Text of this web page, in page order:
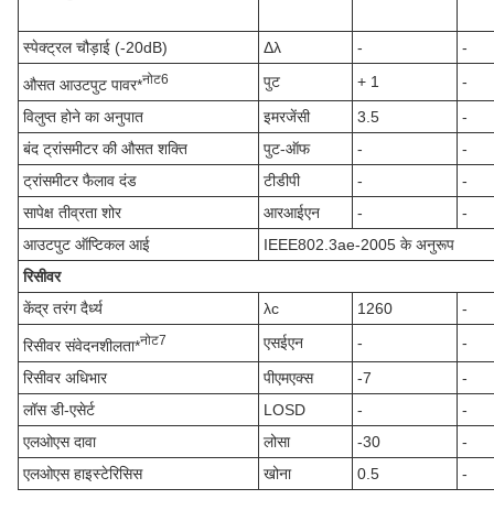
स्पेक्ट्रल चौड़ाई (-20dB) Δλ - -
औसत आउटपुट पावर*नोट6 पुट + 1
-
विलुप्त होने का अनुपात
इमरजेंसी 3.5
-
बंद ट्रांसमीटर की औसत शक्ति
पुट-ऑफ -
-
ट्रांसमीटर फैलाव दंड
टीडीपी -
-
सापेक्ष तीव्रता शोर
आरआईएन -
-
आउटपुट ऑप्टिकल आई
IEEE802.3ae-2005 के अनुरूप
रिसीवर
केंद्र तरंग दैर्ध्य
λc 1260 -
रिसीवर संवेदनशीलता*नोट7 एसईएन -
-
रिसीवर अधिभार
पीएमएक्स -7
-
लॉस डी-एसेर्ट
LOSD -
-
एलओएस दावा
लोसा -30
-
एलओएस हाइस्टेरिसिस
खोना 0.5 -